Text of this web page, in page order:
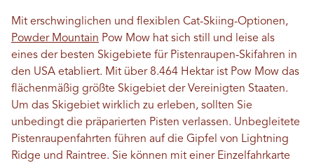
Mit erschwinglichen und flexiblen Cat-Skiing-Optionen,
Powder Mountain Pow Mow hat sich still und leise als
eines der besten Skigebiete für Pistenraupen-Skifahren in
den USA etabliert. Mit über 8.464 Hektar ist Pow Mow das
flächenmäßig größte Skigebiet der Vereinigten Staaten.
Um das Skigebiet wirklich zu erleben, sollten Sie
unbedingt die präparierten Pisten verlassen. Unbegleitete
Pistenraupenfahrten führen auf die Gipfel von Lightning
Ridge und Raintree. Sie können mit einer Einzelfahrkarte